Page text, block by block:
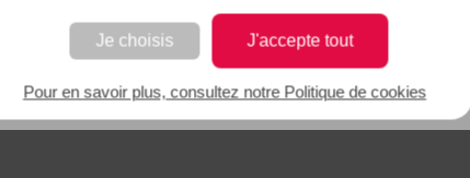
Je choisis J'accepte tout
Pour en savoir plus, consultez notre Politique de cookies